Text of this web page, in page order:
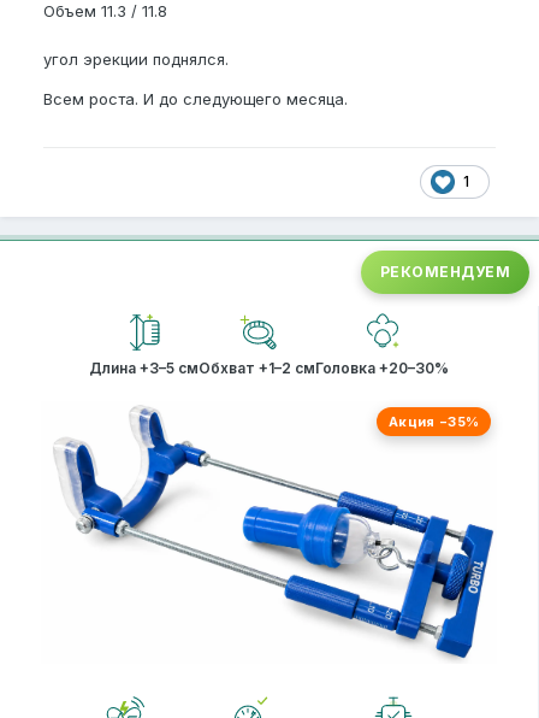
Объем 11.3 / 11.8
угол эрекции поднялся.
Всем роста. И до следующего месяца.
1
РЕКОМЕНДУЕМ
Длина +3–5 смОбхват +1–2 смГоловка +20–30%
Акция −35%